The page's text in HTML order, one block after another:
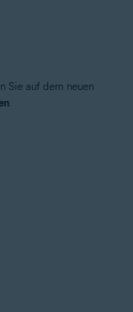
Sie auf dem neuen